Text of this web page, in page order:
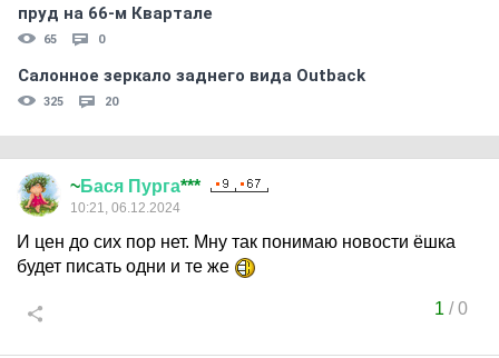
пруд на 66-м Квартале
65 0
Салонное зеркало заднего вида Outback
325 20
~Бася Пурга***
10:21, 06.12.2024
И цен до сих пор нет. Мну так понимаю новости ёшка
будет писать одни и те же
1 /0